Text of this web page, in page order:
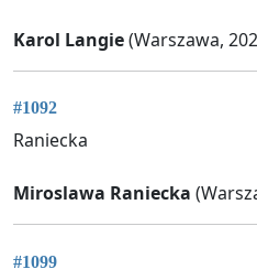
Karol Langie(Warszawa,
#1092
Raniecka
Miroslawa Raniecka
#1099